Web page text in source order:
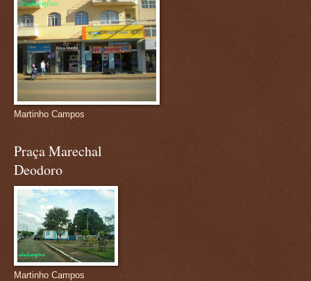
Martinho Campos
Praça Marechal
Deodoro
Martinho Campos